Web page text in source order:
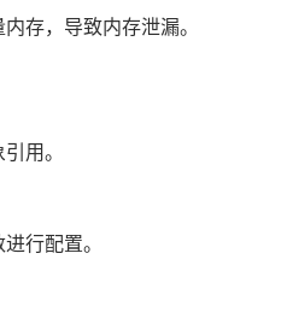
存，导致内存泄漏。
用。
行配置。